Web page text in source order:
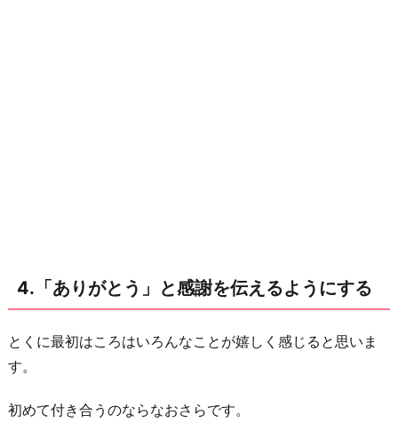
4.「ありがとう」と感謝を伝えるようにする
とくに最初はころはいろんなことが嬉しく感じると思いま
す。
初めて付き合うのならなおさらです。